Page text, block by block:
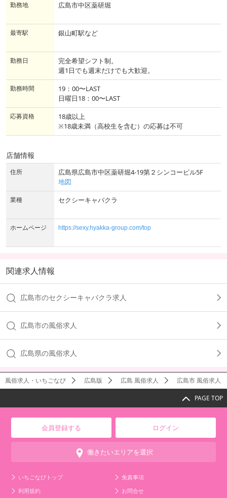
勤務地 広島市中区薬研堀
最寄駅 銀山町駅など
勤務日
完全希望シフト制。
週1日でも週末だけでも大歓迎。
勤務時間
19：00〜LAST
日曜日18：00〜LAST
応募資格
18歳以上
※18歳未満（高校生を含む）の応募は不可
店舗情報
住所
広島県広島市中区薬研堀4-19第２シンコービル5F
地図
業種 セクシーキャバクラ
ホームページ https://sexy.hyakka-group.com/top
関連求人情報
広島市のセクシーキャバクラ求人
広島市の風俗求人
広島県の風俗求人
風俗求人・いちごなび 広島版 広島 風俗求人 広島市 風俗求人
PAGE TOP
会員登録する ログイン
働きたいエリアを選択
いちごなびトップ
免責事項
利用規約
お問合せ